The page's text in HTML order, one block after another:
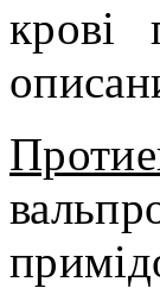
крові